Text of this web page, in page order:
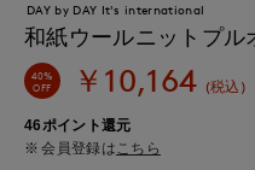
DAY by DAY It's international
和紙ウールニットプル
40%
OFF
￥10,164 (税込)
46ポイント還元
会員登録は こちら